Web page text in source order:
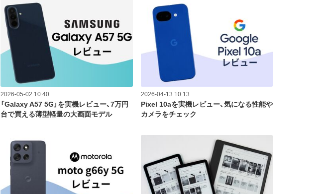
2026-05-02 10:40
「Galaxy A57 5G」を実機レビュー、7万円
台で買える薄型軽量の大画面モデル
2026-04-13 10:13
Pixel 10aを実機レビュー、気になる性能や
カメラをチェック